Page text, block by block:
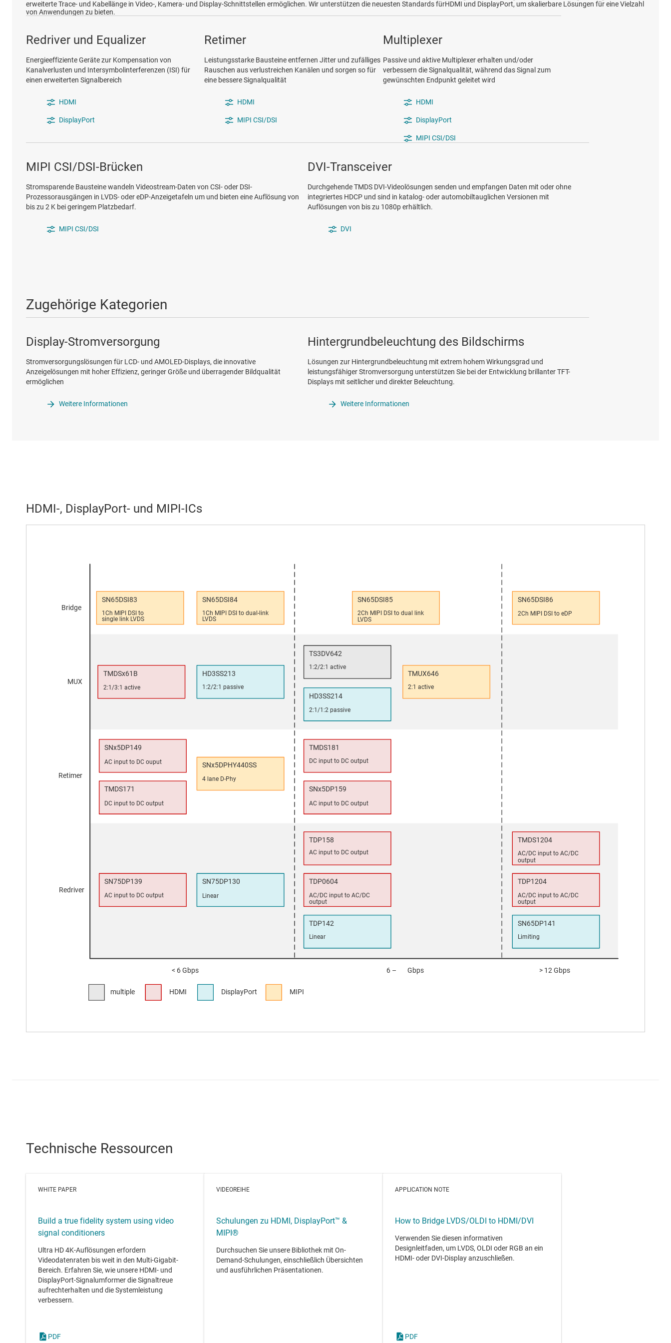
erweiterte Trace- und Kabellänge in Video-, Kamera- und Display-Schnittstellen ermöglichen. Wir unterstützen die neuesten Standards fürHDMI und DisplayPort, um skalierbare Lösungen für eine Vielzahl
von Anwendungen zu bieten.
Redriver und Equalizer
Energieeffiziente Geräte zur Kompensation von
Kanalverlusten und Intersymbolinterferenzen (ISI) für
einen erweiterten Signalbereich
HDMI
DisplayPort
Retimer
Leistungsstarke Bausteine entfernen Jitter und zufälliges
Rauschen aus verlustreichen Kanälen und sorgen so für
eine bessere Signalqualität
HDMI
MIPI CSI/DSI
Multiplexer
Passive und aktive Multiplexer erhalten und/oder
verbessern die Signalqualität, während das Signal zum
gewünschten Endpunkt geleitet wird
HDMI
DisplayPort
MIPI CSI/DSI
MIPI CSI/DSI-Brücken
Stromsparende Bausteine wandeln Videostream-Daten von CSI- oder DSI-
Prozessorausgängen in LVDS- oder eDP-Anzeigetafeln um und bieten eine Auflösung von
bis zu 2 K bei geringem Platzbedarf.
MIPI CSI/DSI
DVI-Transceiver
Durchgehende TMDS DVI-Videolösungen senden und empfangen Daten mit oder ohne
integriertes HDCP und sind in katalog- oder automobiltauglichen Versionen mit
Auflösungen von bis zu 1080p erhältlich.
DVI
Zugehörige Kategorien
Display-Stromversorgung
Stromversorgungslösungen für LCD- und AMOLED-Displays, die innovative
Anzeigelösungen mit hoher Effizienz, geringer Größe und überragender Bildqualität
ermöglichen
Weitere Informationen
Hintergrundbeleuchtung des Bildschirms
Lösungen zur Hintergrundbeleuchtung mit extrem hohem Wirkungsgrad und
leistungsfähiger Stromversorgung unterstützen Sie bei der Entwicklung brillanter TFT-
Displays mit seitlicher und direkter Beleuchtung.
Weitere Informationen
HDMI-, DisplayPort- und MIPI-ICs
Technische Ressourcen
WHITE PAPER
Build a true fidelity system using video
signal conditioners
Ultra HD 4K-Auflösungen erfordern
Videodatenraten bis weit in den Multi-Gigabit-
Bereich. Erfahren Sie, wie unsere HDMI- und
DisplayPort-Signalumformer die Signaltreue
aufrechterhalten und die Systemleistung
verbessern.
PDF
VIDEOREIHE
Schulungen zu HDMI, DisplayPort™ &
MIPI®
Durchsuchen Sie unsere Bibliothek mit On-
Demand-Schulungen, einschließlich Übersichten
und ausführlichen Präsentationen.
APPLICATION NOTE
How to Bridge LVDS/OLDI to HDMI/DVI
Verwenden Sie diesen informativen
Designleitfaden, um LVDS, OLDI oder RGB an ein
HDMI- oder DVI-Display anzuschließen.
PDF